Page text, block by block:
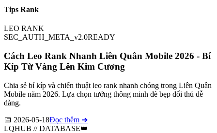
Tips Rank
LEO RANK
SEC_AUTH_META_v2.0READY
Cách Leo Rank Nhanh Liên Quân Mobile 2026 - Bí
Kíp Từ Vàng Lên Kim Cương
Chia sẻ bí kíp và chiến thuật leo rank nhanh chóng trong Liên Quân
Mobile năm 2026. Lựa chọn tướng thông minh đè bẹp đối thủ dễ
dàng.
📅 2026-05-18Đọc thêm ➔
LQHUB // DATABASE👑